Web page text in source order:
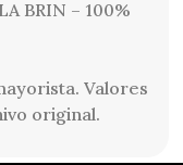
BRIN – 100%
Valores
original.